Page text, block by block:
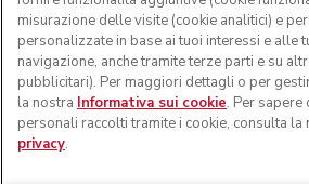
misurazione delle visite (cookie analitici) e
personalizzate in base ai tuoi interessi e alle
navigazione, anche tramite terze parti e su
pubblicitari). Per maggiori dettagli o per
la nostra Informativa sui cookie. Per sapere
personali raccolti tramite i cookie, consulta la
privacy.